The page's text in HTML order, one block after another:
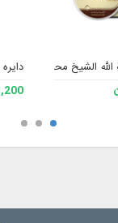
الله الشيخ محمد مهدي